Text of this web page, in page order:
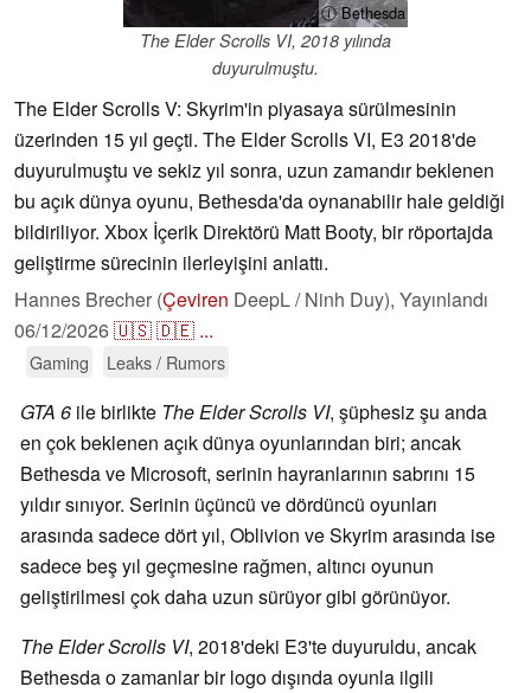
ⓘ Bethesda
The Elder Scrolls VI, 2018 yılında
duyurulmuştu.
The Elder Scrolls V: Skyrim'in piyasaya sürülmesinin
üzerinden 15 yıl geçti. The Elder Scrolls VI, E3 2018'de
duyurulmuştu ve sekiz yıl sonra, uzun zamandır beklenen
bu açık dünya oyunu, Bethesda'da oynanabilir hale geldiği
bildiriliyor. Xbox İçerik Direktörü Matt Booty, bir röportajda
geliştirme sürecinin ilerleyişini anlattı.
Hannes Brecher (Çeviren DeepL / Ninh Duy), Yayınlandı
06/12/2026🇺🇸🇩🇪 ...
Gaming Leaks / Rumors
GTA 6 ile birlikte The Elder Scrolls VI, şüphesiz şu anda
en çok beklenen açık dünya oyunlarından biri; ancak
Bethesda ve Microsoft, serinin hayranlarının sabrını 15
yıldır sınıyor. Serinin üçüncü ve dördüncü oyunları
arasında sadece dört yıl, Oblivion ve Skyrim arasında ise
sadece beş yıl geçmesine rağmen, altıncı oyunun
geliştirilmesi çok daha uzun sürüyor gibi görünüyor.
The Elder Scrolls VI, 2018'deki E3'te duyuruldu, ancak
Bethesda o zamanlar bir logo dışında oyunla ilgili